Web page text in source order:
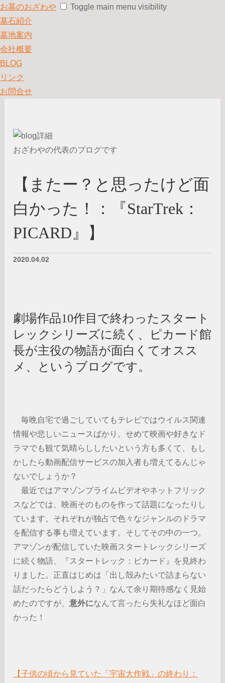
お墓のおざわや
Toggle main menu visibility
墓石紹介
墓地案内
会社概要
BLOG
リンク
お問合せ
おざわやの代表のブログです
【またー？と思ったけど面
白かった！：『StarTrek：
PICARD』】
2020.04.02
劇場作品10作目で終わったスタート
レックシリーズに続く、ピカード館
長が主役の物語が面白くてオスス
メ、というブログです。
毎晩自宅で過ごしていてもテレビではウイルス関連
情報や悲しいニュースばかり。せめて映画や好きなド
ラマでも観て気晴らししたいという方も多くて、もし
かしたら動画配信サービスの加入者も増えてるんじゃ
ないでしょうか？
最近ではアマゾンプライムビデオやネットフリック
スなどでは、映画そのものを作って話題になったりし
ています。それぞれが独占で色々なジャンルのドラマ
を配信する事も増えています。そしてその中の一つ。
アマゾンが配信していた映画スタートレックシリーズ
に続く物語、『スタートレック：ピカード』を見終わ
りました。正直はじめは「出し殻みたいで詰まらない
話だったらどうしよう？」なんて余り期待感なく見始
めたのですが、意外になんて言ったら失礼なほど面白
かった！
【子供の頃から見ていた「宇宙大作戦」の終わり：